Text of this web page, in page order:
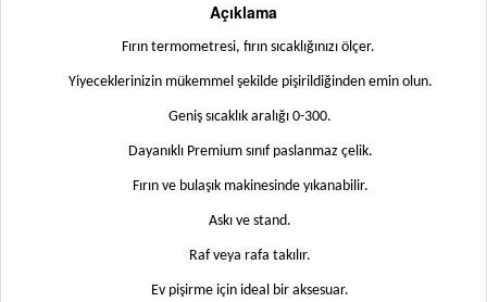
Açıklama
Fırın termometresi, fırın sıcaklığınızı ölçer.
Yiyeceklerinizin mükemmel şekilde pişirildiğinden emin olun.
Geniş sıcaklık aralığı 0-300.
Dayanıklı Premium sınıf paslanmaz çelik.
Fırın ve bulaşık makinesinde yıkanabilir.
Askı ve stand.
Raf veya rafa takılır.
Ev pişirme için ideal bir aksesuar.